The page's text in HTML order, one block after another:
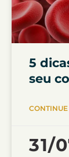
5
seu
31/